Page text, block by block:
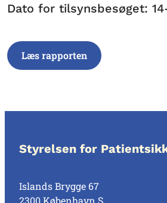
Dato for tilsynsbesøget:
Læs rapporten
Styrelsen for
Islands Brygge 67
2300 København S